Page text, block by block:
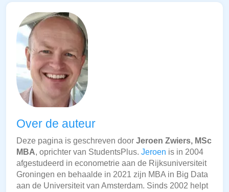
Over de auteur
Deze pagina is geschreven door Jeroen Zwiers, MSc
MBA, oprichter van StudentsPlus. Jeroen is in 2004
afgestudeerd in econometrie aan de Rijksuniversiteit
Groningen en behaalde in 2021 zijn MBA in Big Data
aan de Universiteit van Amsterdam. Sinds 2002 helpt